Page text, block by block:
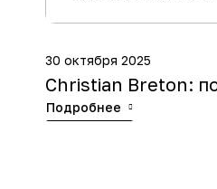
30 октября 2025
Christian Breton:
Подробнее